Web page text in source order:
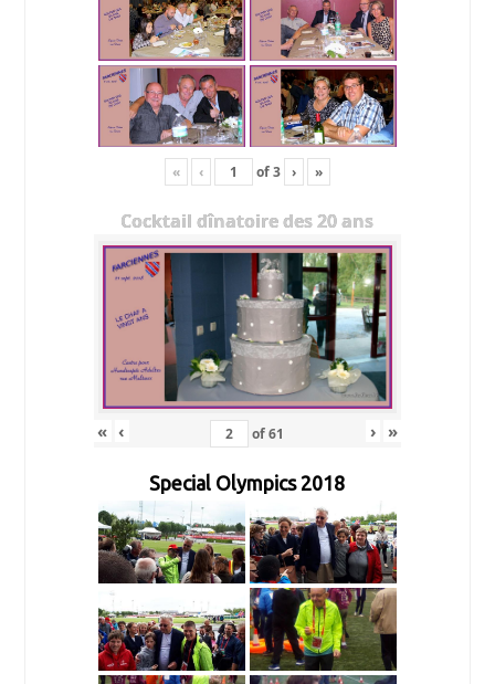
« ‹ of3 › »
Cocktail dînatoire des 20 ans
« ‹ of61 › »
Special Olympics 2018